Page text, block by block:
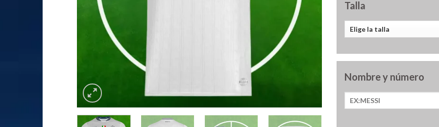
Talla
Nombre y número